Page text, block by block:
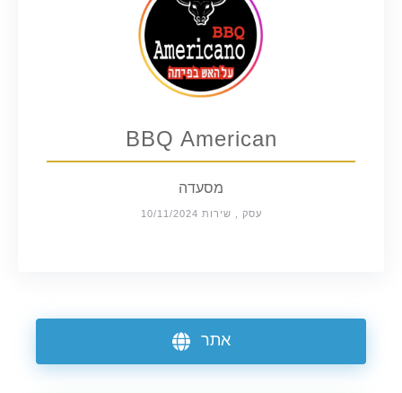
BBQ American
מסעדה
עסק , שירות 10/11/2024
אתר